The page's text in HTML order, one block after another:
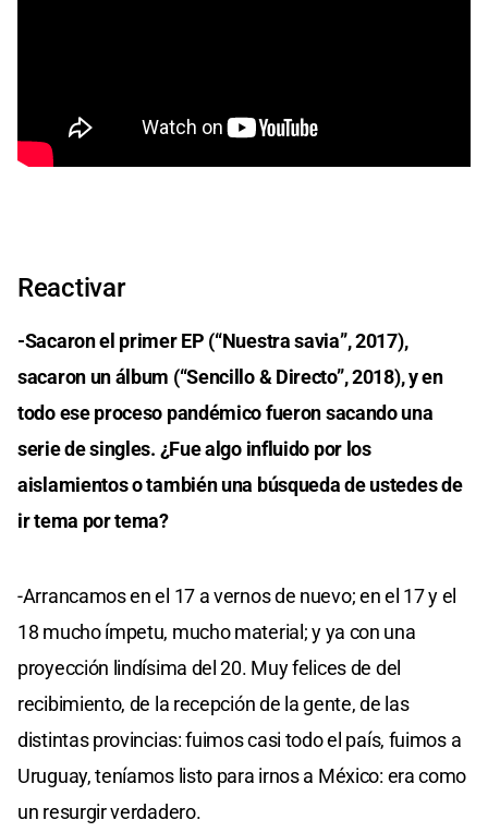
Reactivar
-Sacaron el primer EP (“Nuestra savia”, 2017),
sacaron un álbum (“Sencillo & Directo”, 2018), y en
todo ese proceso pandémico fueron sacando una
serie de singles. ¿Fue algo influido por los
aislamientos o también una búsqueda de ustedes de
ir tema por tema?
-Arrancamos en el 17 a vernos de nuevo; en el 17 y el
18 mucho ímpetu, mucho material; y ya con una
proyección lindísima del 20. Muy felices de del
recibimiento, de la recepción de la gente, de las
distintas provincias: fuimos casi todo el país, fuimos a
Uruguay, teníamos listo para irnos a México: era como
un resurgir verdadero.